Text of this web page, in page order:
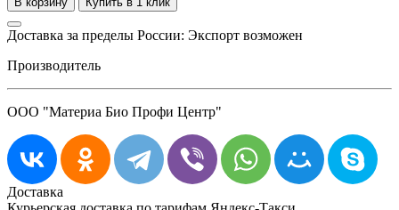
Доставка за пределы России: Экспорт возможен
Производитель
ООО "Материа Био Профи Центр"
Доставка